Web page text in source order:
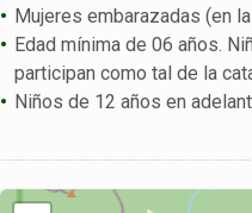
Mujeres embarazadas (en
Edad mínima de 06 años.
participan como tal de la
Niños de 12 años en